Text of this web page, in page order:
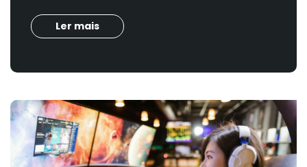
Ler mais